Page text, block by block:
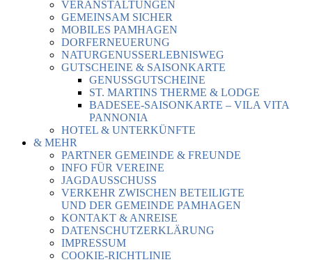
VERANSTALTUNGEN
GEMEINSAM SICHER
MOBILES PAMHAGEN
DORFERNEUERUNG
NATURGENUSSERLEBNISWEG
GUTSCHEINE & SAISONKARTE
GENUSSGUTSCHEINE
ST. MARTINS THERME & LODGE
BADESEE-SAISONKARTE – VILA VITA
PANNONIA
HOTEL & UNTERKÜNFTE
& MEHR
PARTNER GEMEINDE & FREUNDE
INFO FÜR VEREINE
JAGDAUSSCHUSS
VERKEHR ZWISCHEN BETEILIGTE
UND DER GEMEINDE PAMHAGEN
KONTAKT & ANREISE
DATENSCHUTZERKLÄRUNG
IMPRESSUM
COOKIE-RICHTLINIE